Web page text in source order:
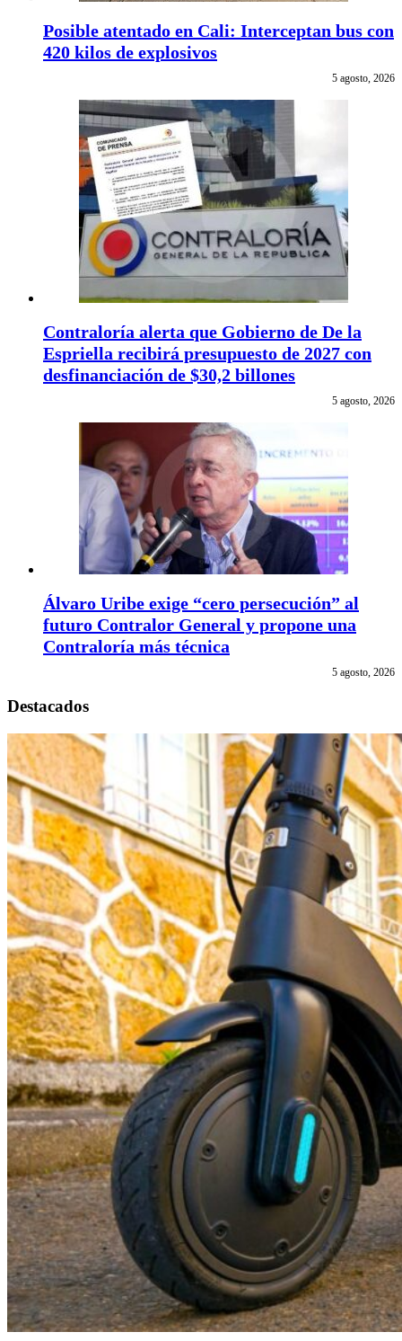
Posible atentado en Cali: Interceptan bus con
420 kilos de explosivos
5 agosto, 2026
Contraloría alerta que Gobierno de De la
Espriella recibirá presupuesto de 2027 con
desfinanciación de $30,2 billones
5 agosto, 2026
Álvaro Uribe exige “cero persecución” al
futuro Contralor General y propone una
Contraloría más técnica
5 agosto, 2026
Destacados